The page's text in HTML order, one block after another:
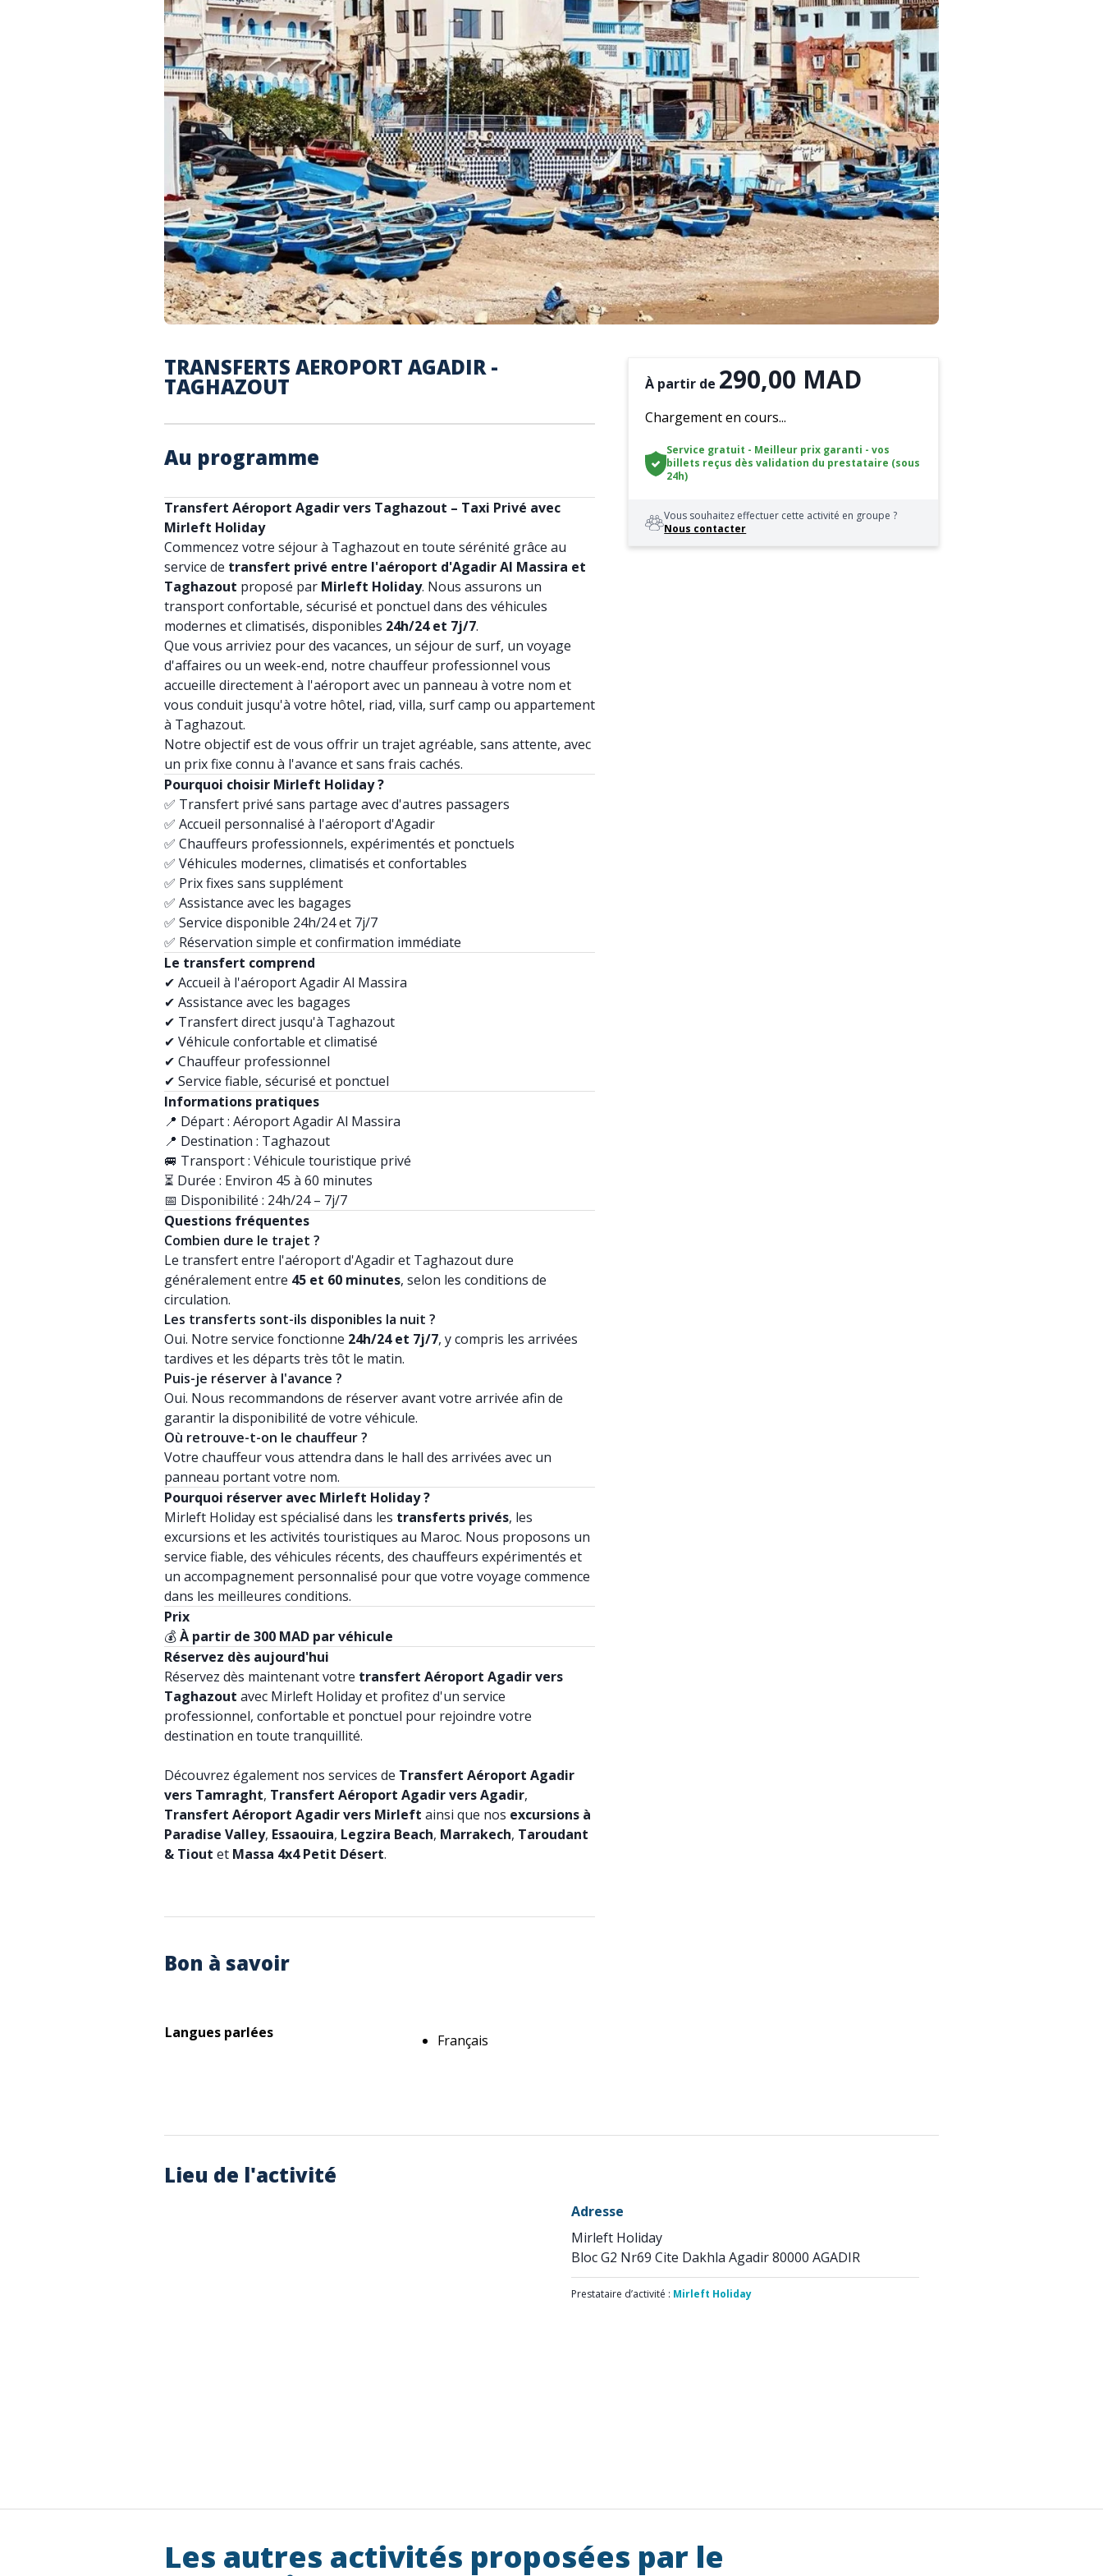
TRANSFERTS AEROPORT AGADIR -
TAGHAZOUT
Au programme
Transfert Aéroport Agadir vers Taghazout – Taxi Privé avec
Mirleft Holiday
Commencez votre séjour à Taghazout en toute sérénité grâce au
service de transfert privé entre l'aéroport d'Agadir Al Massira et
Taghazout proposé par Mirleft Holiday. Nous assurons un
transport confortable, sécurisé et ponctuel dans des véhicules
modernes et climatisés, disponibles 24h/24 et 7j/7.
Que vous arriviez pour des vacances, un séjour de surf, un voyage
d'affaires ou un week-end, notre chauffeur professionnel vous
accueille directement à l'aéroport avec un panneau à votre nom et
vous conduit jusqu'à votre hôtel, riad, villa, surf camp ou appartement
à Taghazout.
Notre objectif est de vous offrir un trajet agréable, sans attente, avec
un prix fixe connu à l'avance et sans frais cachés.
Pourquoi choisir Mirleft Holiday ?
✅ Transfert privé sans partage avec d'autres passagers
✅ Accueil personnalisé à l'aéroport d'Agadir
✅ Chauffeurs professionnels, expérimentés et ponctuels
✅ Véhicules modernes, climatisés et confortables
✅ Prix fixes sans supplément
✅ Assistance avec les bagages
✅ Service disponible 24h/24 et 7j/7
✅ Réservation simple et confirmation immédiate
Le transfert comprend
✔ Accueil à l'aéroport Agadir Al Massira
✔ Assistance avec les bagages
✔ Transfert direct jusqu'à Taghazout
✔ Véhicule confortable et climatisé
✔ Chauffeur professionnel
✔ Service fiable, sécurisé et ponctuel
Informations pratiques
📍 Départ : Aéroport Agadir Al Massira
📍 Destination : Taghazout
🚐 Transport : Véhicule touristique privé
⏳ Durée : Environ 45 à 60 minutes
📅 Disponibilité : 24h/24 – 7j/7
Questions fréquentes
Combien dure le trajet ?
Le transfert entre l'aéroport d'Agadir et Taghazout dure
généralement entre 45 et 60 minutes, selon les conditions de
circulation.
Les transferts sont-ils disponibles la nuit ?
Oui. Notre service fonctionne 24h/24 et 7j/7, y compris les arrivées
tardives et les départs très tôt le matin.
Puis-je réserver à l'avance ?
Oui. Nous recommandons de réserver avant votre arrivée afin de
garantir la disponibilité de votre véhicule.
Où retrouve-t-on le chauffeur ?
Votre chauffeur vous attendra dans le hall des arrivées avec un
panneau portant votre nom.
Pourquoi réserver avec Mirleft Holiday ?
Mirleft Holiday est spécialisé dans les transferts privés, les
excursions et les activités touristiques au Maroc. Nous proposons un
service fiable, des véhicules récents, des chauffeurs expérimentés et
un accompagnement personnalisé pour que votre voyage commence
dans les meilleures conditions.
Prix
💰À partir de 300 MAD par véhicule
Réservez dès aujourd'hui
Réservez dès maintenant votre transfert Aéroport Agadir vers
Taghazout avec Mirleft Holiday et profitez d'un service
professionnel, confortable et ponctuel pour rejoindre votre
destination en toute tranquillité.
Découvrez également nos services de Transfert Aéroport Agadir
vers Tamraght, Transfert Aéroport Agadir vers Agadir,
Transfert Aéroport Agadir vers Mirleft ainsi que nos excursions à
Paradise Valley, Essaouira, Legzira Beach, Marrakech, Taroudant
& Tiout et Massa 4x4 Petit Désert.
Bon à savoir
Langues parlées Français
À partir de 290,00 MAD
Chargement en cours...
Service gratuit - Meilleur prix garanti - vos
billets reçus dès validation du prestataire (sous
24h)
Vous souhaitez effectuer cette activité en groupe ?
Nous contacter
Lieu de l'activité
Adresse
Mirleft Holiday
Bloc G2 Nr69 Cite Dakhla Agadir 80000 AGADIR
Prestataire d’activité : Mirleft Holiday
Les autres activités proposées par le